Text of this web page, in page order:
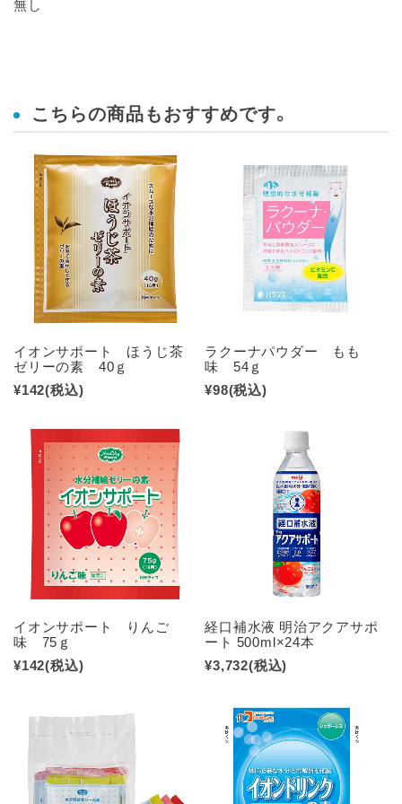
無し
こちらの商品もおすすめです。
イオンサポート ほうじ茶
ゼリーの素 40ｇ
¥142(税込)
ラクーナパウダー もも
味 54ｇ
¥98(税込)
イオンサポート りんご
味 75ｇ
¥142(税込)
経口補水液 明治アクアサポ
ート 500ml×24本
¥3,732(税込)